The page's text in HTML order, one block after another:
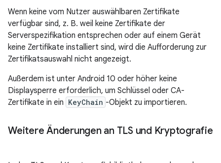
Wenn keine vom Nutzer auswählbaren Zertifikate
verfügbar sind, z. B. weil keine Zertifikate der
Serverspezifikation entsprechen oder auf einem Gerät
keine Zertifikate installiert sind, wird die Aufforderung zur
Zertifikatsauswahl nicht angezeigt.
Außerdem ist unter Android 10 oder höher keine
Displaysperre erforderlich, um Schlüssel oder CA-
Zertifikate in ein KeyChain -Objekt zu importieren.
Weitere Änderungen an TLS und Kryptografie